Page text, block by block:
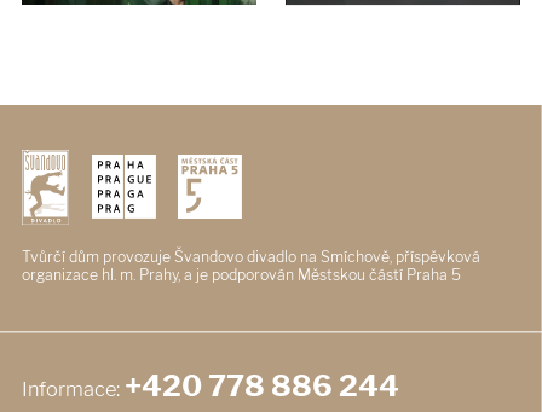
Tvůrčí dům provozuje Švandovo divadlo na Smíchově, příspěvková
organizace hl. m. Prahy, a je podporován Městskou částí Praha 5
Informace: +420 778 886 244